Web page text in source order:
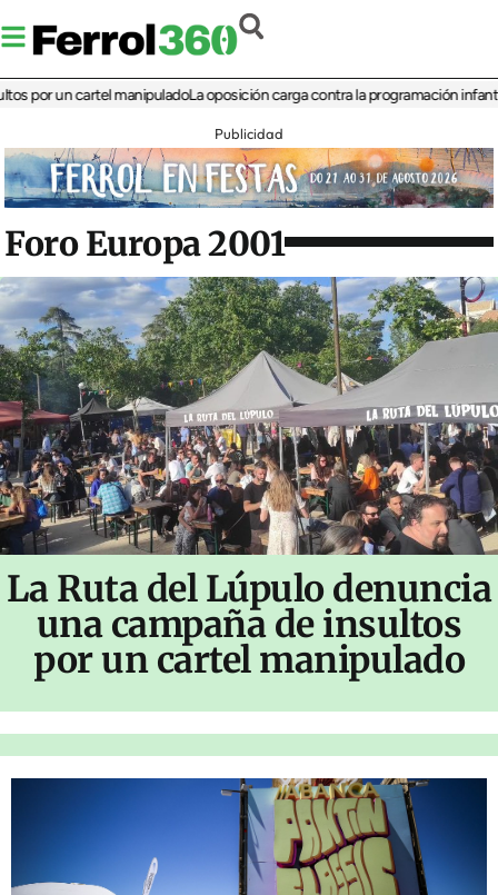
un cartel manipuladoLa oposición carga contra la programación infantil de la
Publicidad
Foro Europa 2001
La Ruta del Lúpulo denuncia
una campaña de insultos
por un cartel manipulado